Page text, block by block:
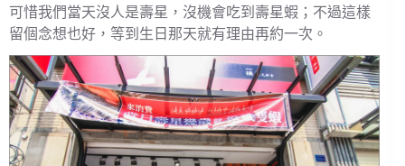
可惜我們當天沒人是壽星，沒機會吃到壽星蝦；不過這樣
留個念想也好，等到生日那天就有理由再約一次。